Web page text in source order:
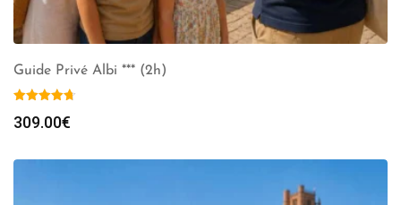
Guide Privé Albi *** (2h)
309.00€